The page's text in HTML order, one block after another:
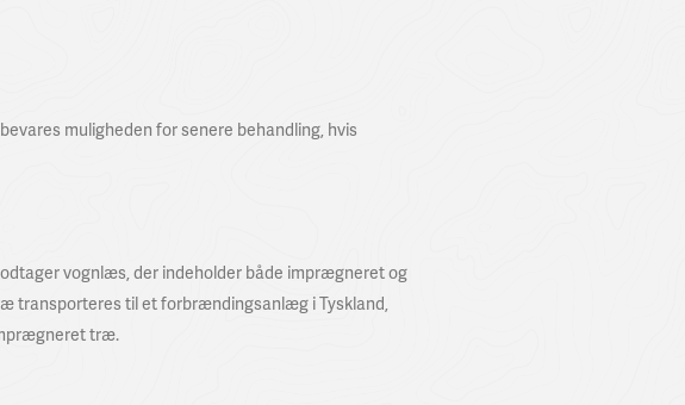
muligheden for senere behandling, hvis
vognlæs, der indeholder både imprægneret og
transporteres til et forbrændingsanlæg i Tyskland,
træ.